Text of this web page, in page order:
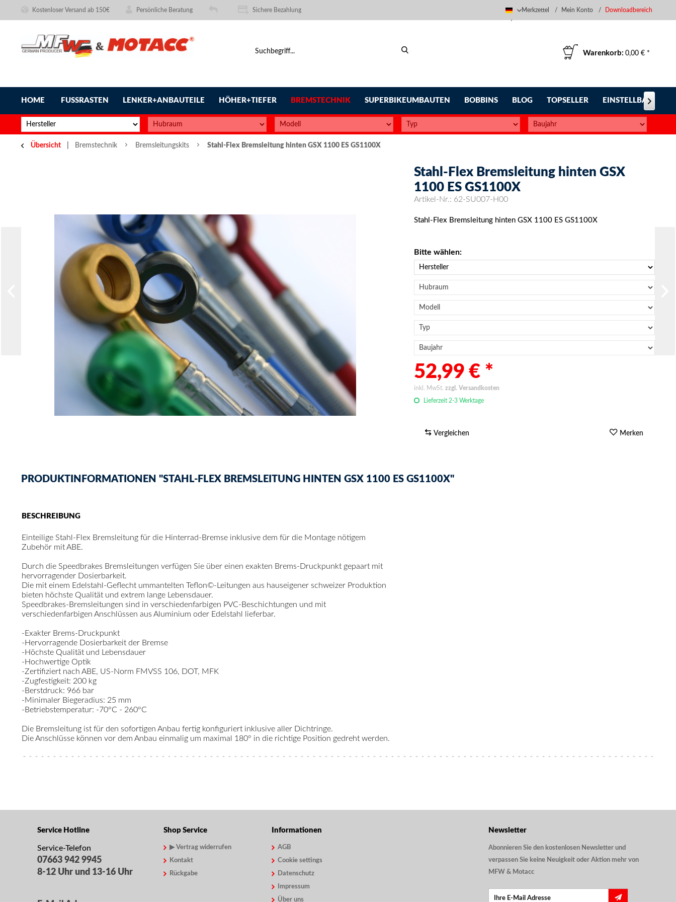
Kostenloser Versand ab 150€ Persönliche Beratung Sichere Bezahlung
Deutsch
Merkzettel Mein Konto Downloadbereich
Warenkorb: 0,00 € *
HOME FUSSRASTEN LENKER+ANBAUTEILE HÖHER+TIEFER BREMSTECHNIK SUPERBIKEUMBAUTEN BOBBINS BLOG TOPSELLER EINSTELLBARE

Übersicht Bremstechnik Bremsleitungskits Stahl-Flex Bremsleitung hinten GSX 1100 ES GS1100X
Stahl-Flex Bremsleitung hinten GSX
1100 ES GS1100X
Artikel-Nr.: 62-SU007-H00
Stahl-Flex Bremsleitung hinten GSX 1100 ES GS1100X
Bitte wählen:
52,99 € *
inkl. MwSt.zzgl. Versandkosten
Lieferzeit 2-3 Werktage
Vergleichen Merken
PRODUKTINFORMATIONEN "STAHL-FLEX BREMSLEITUNG HINTEN GSX 1100 ES GS1100X"
BESCHREIBUNG
Einteilige Stahl-Flex Bremsleitung für die Hinterrad-Bremse inklusive dem für die Montage nötigem
Zubehör mit ABE.
Durch die Speedbrakes Bremsleitungen verfügen Sie über einen exakten Brems-Druckpunkt gepaart mit
hervorragender Dosierbarkeit.
Die mit einem Edelstahl-Geflecht ummantelten Teflon©-Leitungen aus hauseigener schweizer Produktion
bieten höchste Qualität und extrem lange Lebensdauer.
Speedbrakes-Bremsleitungen sind in verschiedenfarbigen PVC-Beschichtungen und mit
verschiedenfarbigen Anschlüssen aus Aluminium oder Edelstahl lieferbar.
-Exakter Brems-Druckpunkt
-Hervorragende Dosierbarkeit der Bremse
-Höchste Qualität und Lebensdauer
-Hochwertige Optik
-Zertifiziert nach ABE, US-Norm FMVSS 106, DOT, MFK
-Zugfestigkeit: 200 kg
-Berstdruck: 966 bar
-Minimaler Biegeradius: 25 mm
-Betriebstemperatur: -70°C - 260°C
Die Bremsleitung ist für den sofortigen Anbau fertig konfiguriert inklusive aller Dichtringe.
Die Anschlüsse können vor dem Anbau einmalig um maximal 180° in die richtige Position gedreht werden.
Service Hotline
Service-Telefon
07663 942 9945
8-12 Uhr und 13-16 Uhr
Shop Service
▶ Vertrag widerrufen
Kontakt
Rückgabe
Informationen
AGB
Cookie settings
Datenschutz
Impressum
Über uns
Newsletter
Abonnieren Sie den kostenlosen Newsletter und
verpassen Sie keine Neuigkeit oder Aktion mehr von
MFW & Motacc